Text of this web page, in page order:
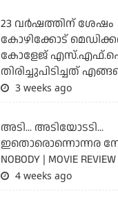
23 വർഷത്തിന് ശേഷം
കോഴിക്കോട്
കോളേജ്
തിരിച്ചുപിടിച്ചത്
3 weeks ago
അടി... അടിയോടടി...
ഇതൊരൊന്നൊന്നര
NOBODY | MOVIE REVIEW
4 weeks ago